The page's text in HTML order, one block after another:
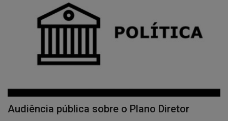
Audiência pública sobre o Plano Diretor